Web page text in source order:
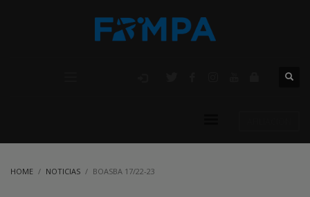
HOME NOTICIAS BOASBA 17/22-23